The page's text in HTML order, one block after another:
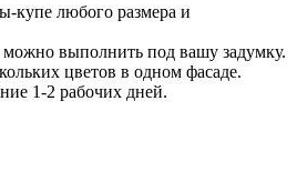
купе любого размера и
можно выполнить под вашу задумку.
цветов в одном фасаде.
1-2 рабочих дней.